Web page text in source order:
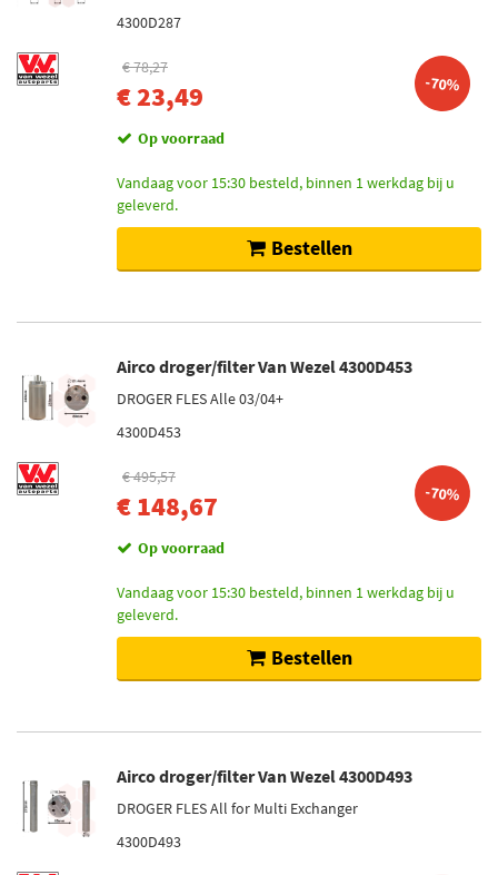
4300D287
€ 78,27
€ 23,49 -70%
Op voorraad
Vandaag voor 15:30 besteld, binnen 1 werkdag bij u
geleverd.
Bestellen
Airco droger/filter Van Wezel 4300D453
DROGER FLES Alle 03/04+
4300D453
€ 495,57
€ 148,67 -70%
Op voorraad
Vandaag voor 15:30 besteld, binnen 1 werkdag bij u
geleverd.
Bestellen
Airco droger/filter Van Wezel 4300D493
DROGER FLES All for Multi Exchanger
4300D493